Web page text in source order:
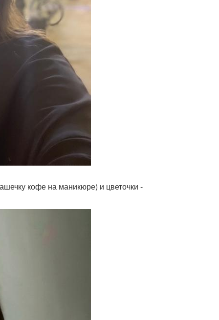
кофе на маникюре) и цветочки -